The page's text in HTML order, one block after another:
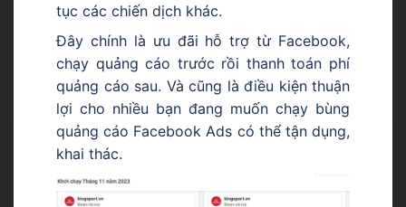
tục các chiến dịch khác.
Đây chính là ưu đãi hỗ trợ từ Facebook,
chạy quảng cáo trước rồi thanh toán phí
quảng cáo sau. Và cũng là điều kiện thuận
lợi cho nhiều bạn đang muốn chạy bùng
quảng cáo Facebook Ads có thể tận dụng,
khai thác.